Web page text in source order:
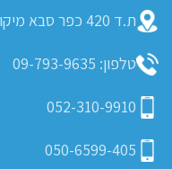
ת.ד 420 כפר סבא מיקוד 4425009
טלפון: 09-793-9635
052-310-9910
050-6599-405